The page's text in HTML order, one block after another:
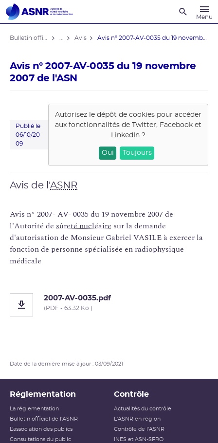
Menu
Avis
Avis n° 2007-AV-0035 du 19 novembre
2007 de l'ASN
Publié le
06/10/20
09
Autorisez le dépôt de cookies pour accéder
aux fonctionnalités deTwitter, Facebook et
LinkedIn ?
Oui Toujours
Avis de l'ASNR
Avis n° 2007- AV- 0035 du 19 novembre 2007 de
l'Autorité de sûreté nucléaire sur la demande
d'autorisation de Monsieur Gabriel VASILE à exercer la
fonction de personne spécialisée en radiophysique
médicale
2007-AV-0035.pdf
(PDF - 63.32 Ko )
Date de la dernière mise à jour : 03/09/2021
Réglementation
La réglementation
Bulletin officiel de l'ASNR
L’association des publics
Consultations du public
Contrôle
Actualités du contrôle
L'ASNR en région
Contrôle de l'ASNR
INES et ASN-SFRO